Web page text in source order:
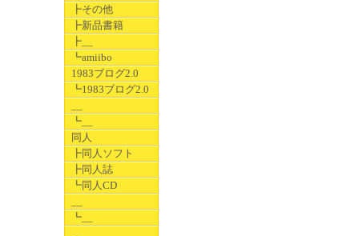
┣その他
┣新品書籍
┣__
┗amiibo
1983ブログ2.0
┗1983ブログ2.0
┗__
同人
┣同人ソフト
┣同人誌
┗同人CD
┗__